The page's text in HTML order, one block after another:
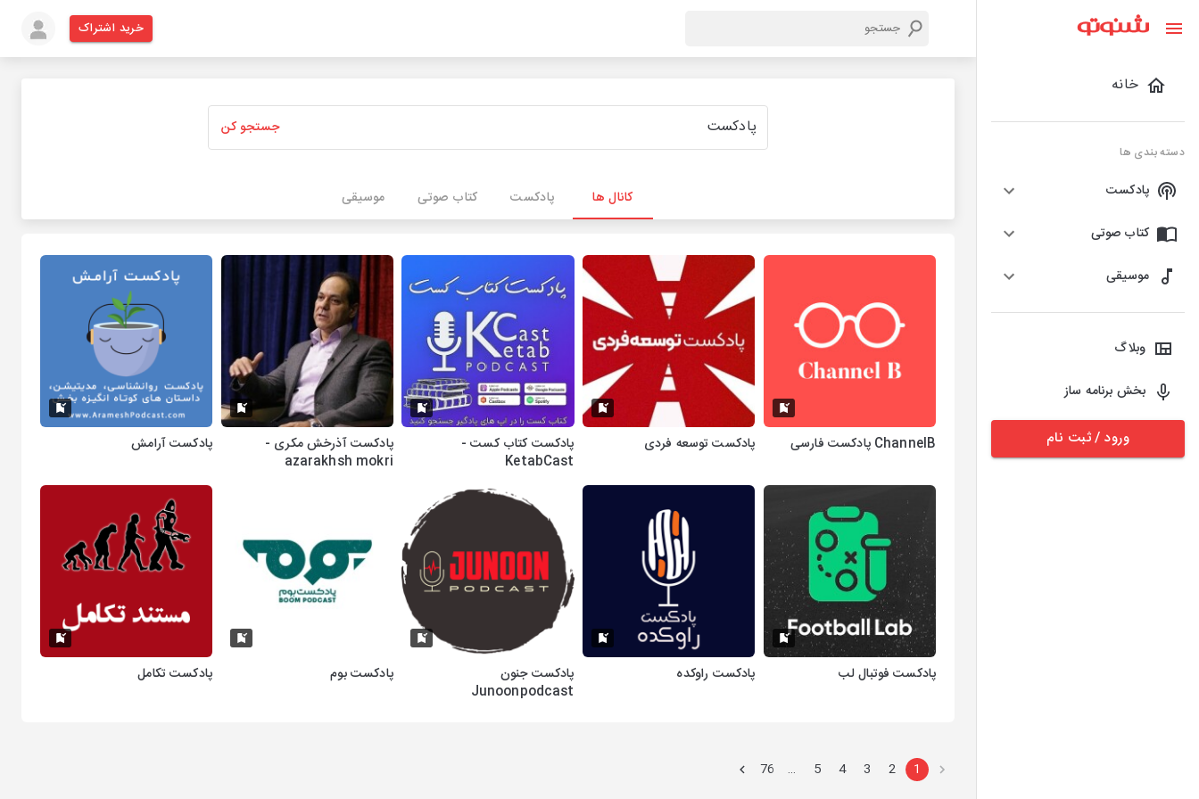
خانه
دسته بندی ها
پادکست
کتاب صوتی
موسیقی
وبلاگ
بخش برنامه ساز
ورود / ثبت نام
خرید اشتراک
جستجو کن
کانال ها پادکست کتاب صوتی موسیقی
ChannelB پادکست فارسی پادکست توسعه فردی
پادکست کتاب کست -
KetabCast
پادکست آذرخش مکری -
azarakhsh mokri
پادکست آرامش
پادکست فوتبال لب پادکست راوکده
پادکست جنون
Junoonpodcast
پادکست بوم پادکست تکامل
1
2
3
4
5
…
76